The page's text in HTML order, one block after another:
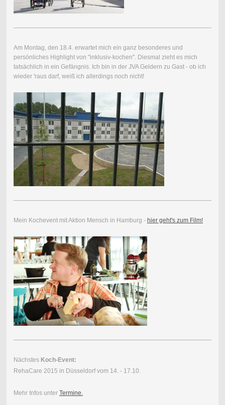
Am Montag, den 18.4. erwartet mich ein ganz besonderes und
persönliches Highlight von "inklusiv-kochen". Diesmal zieht es mich
tatsächlich in ein Gefängnis. Ich bin in der JVA Geldern zu Gast - ob ich
wieder 'raus darf, weiß ich allerdings noch nicht!
Mein Kochevent mit Aktion Mensch in Hamburg - hier geht's zum Film!
Nächstes Koch-Event:
RehaCare 2015 in Düsseldorf vom 14. - 17.10.
Mehr Infos unter Termine.